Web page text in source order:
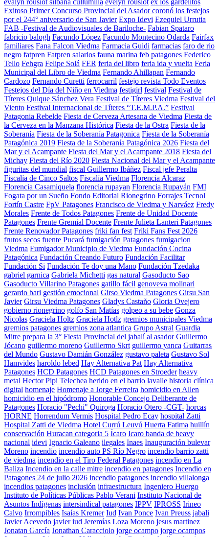
evalyn rousiot silbana cullumilla evelyn rousiot ex los gardelitos
Exitoso Primer Concurso Provincial del Asador coronó los festejos
por el 244° aniversario de San Javier Expo Idevi Ezequiel Urrutia
FAB -Festival de Audiovisuales de Bariloche- Fabian Spataro
fabricio balogh Facundo López Facundo Montecino Odarda Fairfax
familiares Fana Falcon Viedma Farmacia Guidi farmacias faro de rio
negro fatpren Fatpren salarios fauna marina feb patagones Federico
Tello Fehgra Felipe Solá FER feria del libro feria ida y vuelta Feria
Municipal del Libro de Viedma Fernando Ahillapan Fernando
Cardozo Fernando Curetti ferrocarril festejo revista Todo Eventos
Festejos del Día del Niño en Viedma festigirl festival Festival de
Títeres Quique Sánchez Vera Festival de Títeres Viedma Festival del
Viento Festival Internacional de Títeres “T.E.M.P.A.” Festival
Patagonia Rebelde Fiesta de Cerveza Artesana de Viedma Fiesta de
la Cerveza en la Manzana Histórica Fiesta de la Ostra Fiesta de la
Soberanía Fiesta de la Soberanía Patagonica Fiesta de la Soberanía
Patagónica 2019 Fiesta de la Soberanía Patagónica 2026 Fiesta del
Mar y el Acampante Fiesta del Mar y el Acampante 2018 Fiesta del
Michay Fiesta del Río 2020 Fiesta Nacional del Mar y el Acampante
figuritas del mundial fiscal Guillermo Ibáñez Fiscal jefe Peralta
Fiscalía de Cinco Saltos Fiscalía Viedma Florencia Alcaraz
Florencia Casamiquela florencia rupayan Florencia Rupayán FMI
Fogata por un Sueño Fondo Editorial Rionegrino Forrajes Tecnol
Fortín Castre FpV Patagones Francisco de Viedma y Narváez Fredy
Morales Frente de Todos Patagones Frente de Unidad Docente
Patagones Frente Gremial Docente Frente Julieta Lanteri Patagones
Frente Renovador Patagones friki fan fest Friki Fans Fest 2026
frutos secos fuente Pucará fumigación Patagones fumigacion
Viedma Fumigador Municipio de Viedma Fundación Cocina
Patagónica Fundación Creando Futuro Fundación Facilitar
Fundación Si Fundación Te doy una Mano Fundación Tzedaka
gabriel garnica Gabriela Michetti gas natural Gasoducto Sao
Gasoducto Villarino Patagones gatillo fácil genoveva molinari
gerardo bari gestión emocional Girso Viedma Patagones Girsu San
Javier Girsu Viedma Patagones Gladys Castaño Gloria Ovejero
gobierno rionegrino golfo San Matías golpeo a su bebe Gonza
Nicolas Graciela Holtz Graciela Hotlz gremios municipales Viedma
gremios patagones gremios zona atlantica Grupo Astral Guardia
Mitre prepara la 3° Fiesta Provincial del jabalí al asador Guillermo
Jócano guillermo moreno Guillermo Skrt guillermo yanca Guitarras
del Mundo Gustavo Damián González gustavo paleta Gustavo Sol
Hamvides haroldo lebed Hay Alternativa Pat Hay Alternativa
Patagones HCD Patagones HCD Patagones en Stroeder heavy
metal Hector Pipi Telechea herido en el barrio lavalle historia clínica
digital homenaje Homenaje a Jorge Ferreira homicidio en Allen
homicidio en el hipódromo Honorable Concejo Deliberante de
Patagones Horacio "Pechi" Quiroga Horacio Otero -CGT- horcas
HORNE Horrendum Vermis Hospital Pedro Ecay hospital Zatti
Hospital Zatti de Viedma Hotel Currú Leuvú Huerta Fatima huillín
conservación Huracan categoria 5 Ícaro Icaro banda de heavy
nacional idevi Ignacio Galeano ilegales Inaes Inauguración bulevar
Moreno incendio incendio auto PS Río Negro incendio barrio zatti
de viedma incendio en el Tiro Federal Patagones incendio en La
Baliza Incendio en la calle mitre incendio en patagones Incendio en
Patagones 24 de julio 2026 incendio patagones incendio villalonga
incendios patagones inclusión infraestructura Ingeniero Huergo
Instituto de Políticas Públicas Pablo Verani Instituto Nacional de
Asuntos Indígenas intersindical patagones IPPV IPROSS Irineo
Calvo Irrompibles Isaías Kremer Iud Ivan Ponce Ivan Preuss jabali
Javier Acevedo javier iud Jeremías Loza Moreno jesus martinez
Jonatan García Jonathan Caracciolo jorge ocampo jorge ocampos